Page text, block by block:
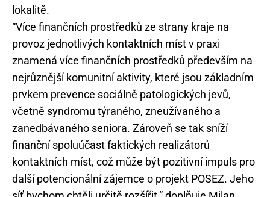
lokalitě.
“Více finančních prostředků ze strany kraje na
provoz jednotlivých kontaktních míst v praxi
znamená více finančních prostředků především na
nejrůznější komunitní aktivity, které jsou základním
prvkem prevence sociálně patologických jevů,
včetně syndromu týraného, zneužívaného a
zanedbávaného seniora. Zároveň se tak sníží
finanční spoluúčast faktických realizátorů
kontaktních míst, což může být pozitivní impuls pro
další potencionální zájemce o projekt POSEZ. Jeho